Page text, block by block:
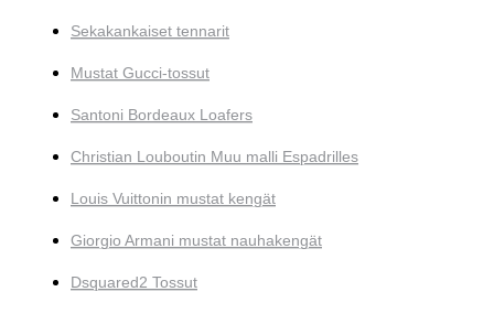
Sekakankaiset tennarit
Mustat Gucci-tossut
Santoni Bordeaux Loafers
Christian Louboutin Muu malli Espadrilles
Louis Vuittonin mustat kengät
Giorgio Armani mustat nauhakengät
Dsquared2 Tossut